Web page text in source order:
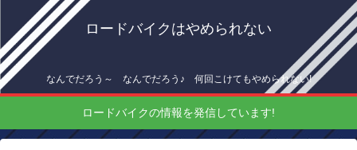
ロードバイクはやめられない
なんでだろう～ なんでだろう♪ 何回こけてもやめられない!
ロードバイクの情報を発信しています!